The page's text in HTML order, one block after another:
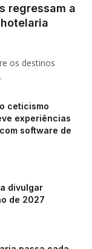
regressam a
os destinos
ceticismo
experiências
software de
a divulgar
de 2027